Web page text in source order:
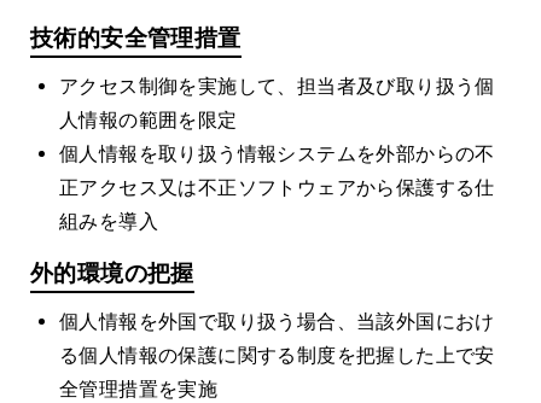
技術的安全管理措置
アクセス制御を実施して、担当者及び取り扱う個
人情報の範囲を限定
個人情報を取り扱う情報システムを外部からの不
正アクセス又は不正ソフトウェアから保護する仕
組みを導入
外的環境の把握
個人情報を外国で取り扱う場合、当該外国におけ
る個人情報の保護に関する制度を把握した上で安
全管理措置を実施